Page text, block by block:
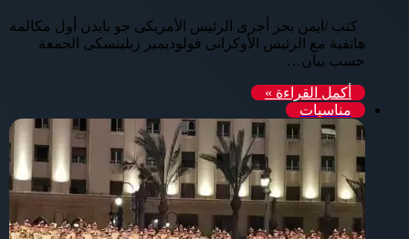
كتب /ايمن بحر أجرى الرئيس الأمريكى جو بايدن أول مكالمة
هاتفية مع الرئيس الأوكرانى فولوديمير زيلينسكى الجمعة
حسب بيان…
أكمل القراءة »
مناسبات